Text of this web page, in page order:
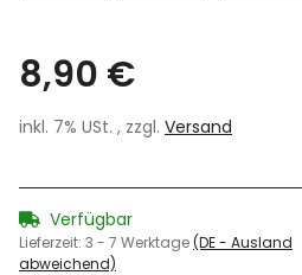
8,90 €
inkl. 7% USt. , zzgl. Versand
Verfügbar
Lieferzeit: 3 - 7 Werktage(DE - Ausland
abweichend)